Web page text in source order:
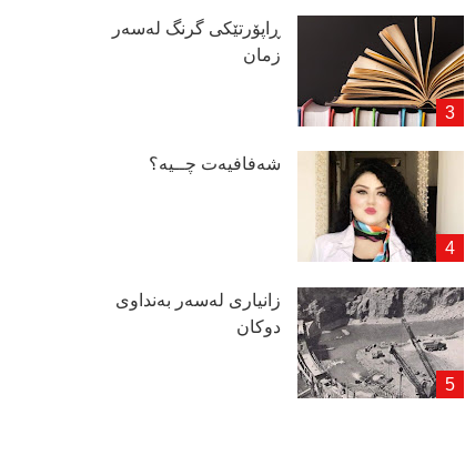
ڕاپۆرتێكی گرنگ لەسەر
زمان
شەفافیەت چــیە؟
زانیاری لەسەر بەنداوی
دوكان